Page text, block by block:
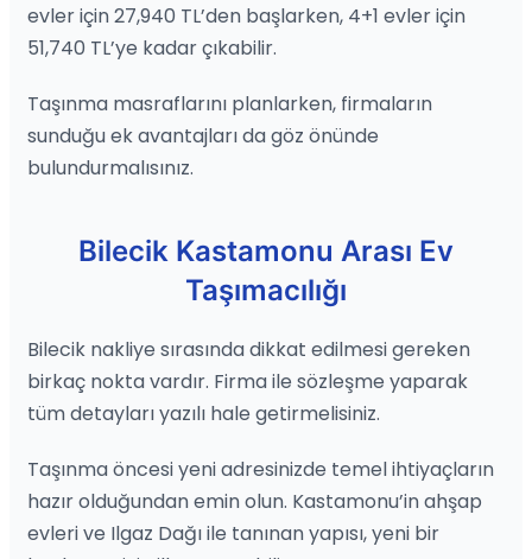
evler için 27,940 TL’den başlarken, 4+1 evler için
51,740 TL’ye kadar çıkabilir.
Taşınma masraflarını planlarken, firmaların
sunduğu ek avantajları da göz önünde
bulundurmalısınız.
Bilecik Kastamonu Arası Ev
Taşımacılığı
Bilecik nakliye sırasında dikkat edilmesi gereken
birkaç nokta vardır. Firma ile sözleşme yaparak
tüm detayları yazılı hale getirmelisiniz.
Taşınma öncesi yeni adresinizde temel ihtiyaçların
hazır olduğundan emin olun. Kastamonu’in ahşap
evleri ve Ilgaz Dağı ile tanınan yapısı, yeni bir